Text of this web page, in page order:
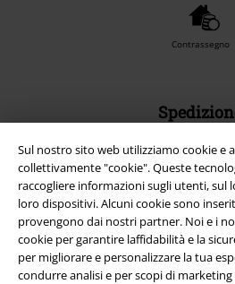
Sul nostro sito web utilizziamo cookie e
collettivamente "cookie". Queste
raccogliere informazioni sugli utenti,
loro dispositivi. Alcuni cookie sono
provengono dai nostri partner. Noi e i
cookie per garantire laffidabilità e la
per migliorare e personalizzare la tua
condurre analisi e per scopi di
Contrassegno
App EMP
Scarica la nuova